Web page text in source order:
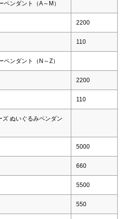
ペンダント（A～M）
2200
110
ペンダント（N～Z）
2200
110
ズ ぬいぐるみペンダン
5000
660
5500
550